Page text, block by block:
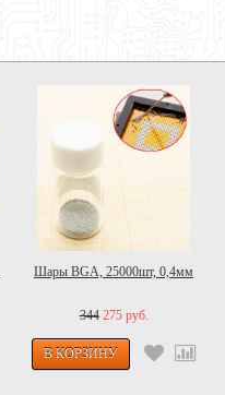
Шары BGA, 25000шт, 0,4мм
344 275 руб.